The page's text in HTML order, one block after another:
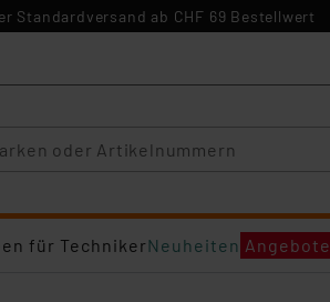
Standardversand ab CHF 69 Bestellwert
für TechnikerNeuheiten Angebote